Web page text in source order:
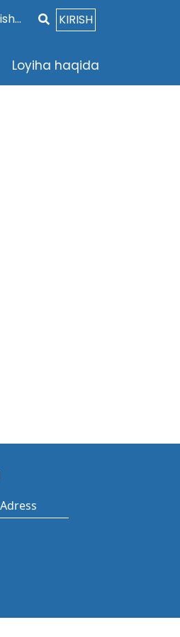
KIRISH
Loyiha haqida